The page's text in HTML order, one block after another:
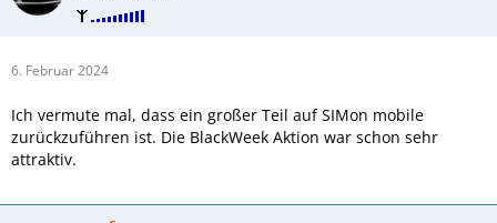
6. Februar 2024
Ich vermute mal, dass ein großer Teil auf SIMon mobile
zurückzuführen ist. Die BlackWeek Aktion war schon sehr
attraktiv.